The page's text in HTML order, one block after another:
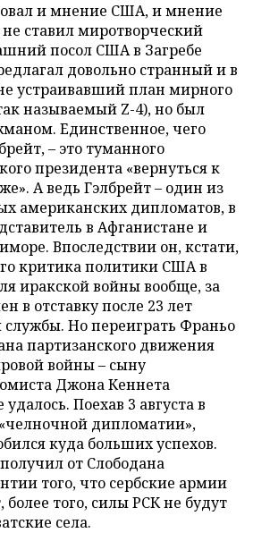
и мнение США, и мнение
ставил миротворческий
посол США в Загребе
довольно странный и в
устраивавший план мирного
называемый Z-4), но был
Единственное, чего
– это туманного
президента «вернуться к
А ведь Гэлбрейт – один из
американских дипломатов, в
в Афганистане и
Впоследствии он, кстати,
критика политики США в
иракской войны вообще, за
в отставку после 23 лет
Но переиграть Франьо
партизанского движения
войны – сыну
Джона Кеннета
Поехав 3 августа в
дипломатии»,
куда больших успехов.
от Слободана
того, что сербские армии
того, силы РСК не будут
села.